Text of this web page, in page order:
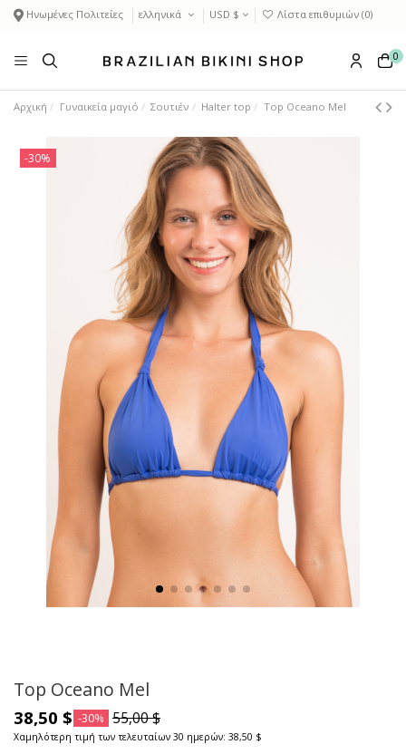
Ηνωμένες Πολιτείες ελληνικά USD $ Λίστα επιθυμιών (0)
0
Αρχική Γυναικεία μαγιό Σουτιέν Halter top Top Oceano Mel
-30%
Top Oceano Mel
38,50 $ -30% 55,00 $
Χαμηλότερη τιμή των τελευταίων 30 ημερών: 38,50 $